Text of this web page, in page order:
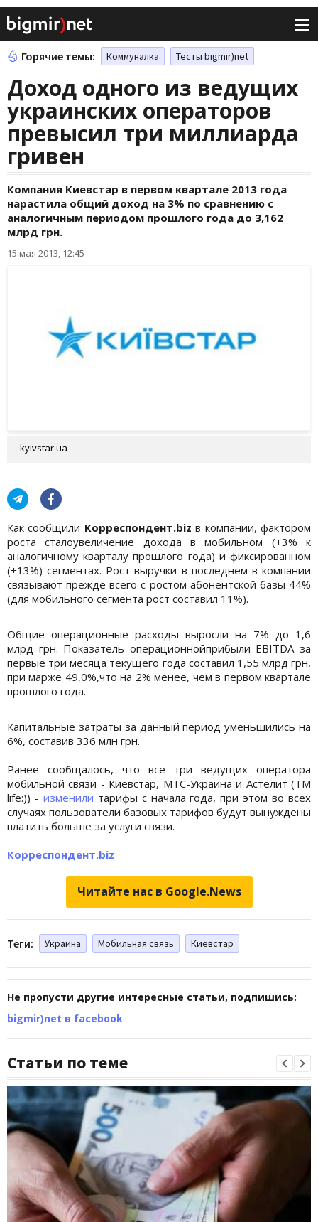
Горячие темы: Коммуналка Тесты bigmir)net
Доход одного из ведущих
украинских операторов
превысил три миллиарда
гривен
Компания Киевстар в первом квартале 2013 года
нарастила общий доход на 3% по сравнению с
аналогичным периодом прошлого года до 3,162
млрд грн.
15 мая 2013, 12:45
kyivstar.ua
Как сообщили Корреспондент.biz в компании, фактором
роста сталоувеличение дохода в мобильном (+3% к
аналогичному кварталу прошлого года) и фиксированном
(+13%) сегментах. Рост выручки в последнем в компании
связывают прежде всего с ростом абонентской базы 44%
(для мобильного сегмента рост составил 11%).
Общие операционные расходы выросли на 7% до 1,6
млрд грн. Показатель операционнойприбыли EBITDA за
первые три месяца текущего года составил 1,55 млрд грн,
при марже 49,0%,что на 2% менее, чем в первом квартале
прошлого года.
Капитальные затраты за данный период уменьшились на
6%, составив 336 млн грн.
Ранее сообщалось, что все три ведущих оператора
мобильной связи - Киевстар, МТС-Украина и Астелит (ТМ
life:)) - изменили тарифы с начала года, при этом во всех
случаях пользователи базовых тарифов будут вынуждены
платить больше за услуги связи.
Корреспондент.biz
Читайте нас в Google.News
Теги: Украина Мобильная связь Киевстар
Не пропусти другие интересные статьи, подпишись:
bigmir)net в facebook
Статьи по теме